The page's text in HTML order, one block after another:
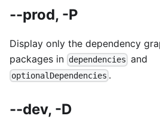
--prod, -P
Display only the dependency
packages in dependencies and
optionalDependencies .
--dev, -D